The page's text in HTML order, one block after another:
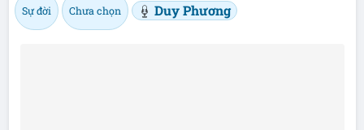
Sự đời Chưa chọn Duy Phương